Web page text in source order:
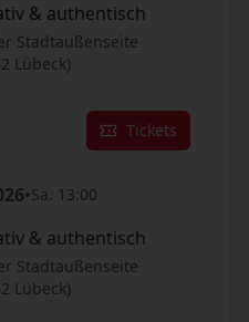
& authentisch
Stadtaußenseite
Lübeck)
Tickets
•Sa. 13:00
& authentisch
Stadtaußenseite
Lübeck)